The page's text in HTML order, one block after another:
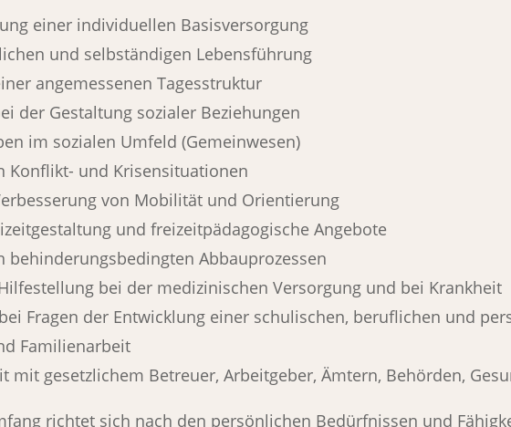
einer individuellen Basisversorgung
und selbständigen Lebensführung
angemessenen Tagesstruktur
der Gestaltung sozialer Beziehungen
im sozialen Umfeld (Gemeinwesen)
Konflikt- und Krisensituationen
von Mobilität und Orientierung
und freizeitpädagogische Angebote
behinderungsbedingten Abbauprozessen
bei der medizinischen Versorgung und bei Krankheit
Fragen der Entwicklung einer schulischen, beruflichen und
Familienarbeit
mit gesetzlichem Betreuer, Arbeitgeber, Ämtern, Behörden,
richtet sich nach den persönlichen Bedürfnissen und